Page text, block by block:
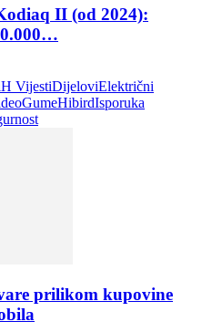
II (od 2024):
VijestiDijeloviElektrični
GumeHibirdIsporuka
prilikom kupovine